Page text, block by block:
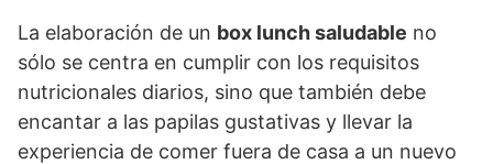
La elaboración de un box lunch saludable no
sólo se centra en cumplir con los requisitos
nutricionales diarios, sino que también debe
encantar a las papilas gustativas y llevar la
experiencia de comer fuera de casa a un nuevo